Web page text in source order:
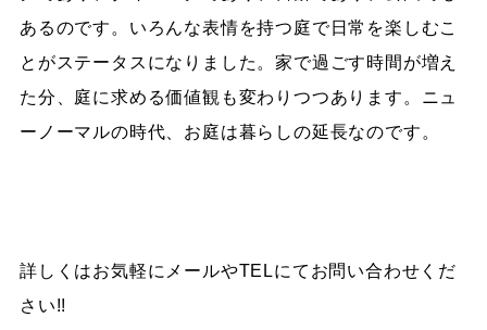
あるのです。いろんな表情を持つ庭で日常を楽しむこ
とがステータスになりました。家で過ごす時間が増え
た分、庭に求める価値観も変わりつつあります。ニュ
ーノーマルの時代、お庭は暮らしの延長なのです。
詳しくはお気軽に メールやTELにてお問い合わせくだ
さい!!